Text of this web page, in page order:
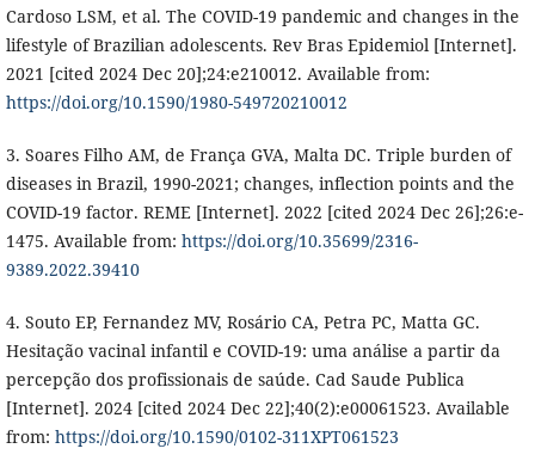
Cardoso LSM, et al. The COVID-19 pandemic and changes in the
lifestyle of Brazilian adolescents. Rev Bras Epidemiol [Internet].
2021 [cited 2024 Dec 20];24:e210012. Available from:
https://doi.org/10.1590/1980-549720210012
3. Soares Filho AM, de França GVA, Malta DC. Triple burden of
diseases in Brazil, 1990-2021; changes, inflection points and the
COVID-19 factor. REME [Internet]. 2022 [cited 2024 Dec 26];26:e-
1475. Available from: https://doi.org/10.35699/2316-
9389.2022.39410
4. Souto EP, Fernandez MV, Rosário CA, Petra PC, Matta GC.
Hesitação vacinal infantil e COVID-19: uma análise a partir da
percepção dos profissionais de saúde. Cad Saude Publica
[Internet]. 2024 [cited 2024 Dec 22];40(2):e00061523. Available
from: https://doi.org/10.1590/0102-311XPT061523